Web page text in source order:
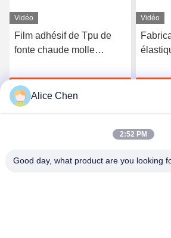
Vidéo
Film adhésif de Tpu de
fonte chaude molle
Tpu Polyutethane pour le
tissu Discuter Maintenant
Vidéo
Alice Chen
2:52 PM
Good day, what product are you looking